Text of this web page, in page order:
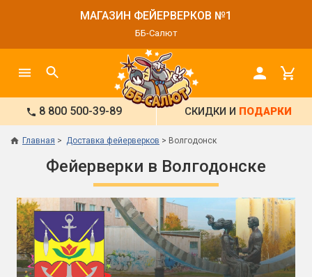
МАГАЗИН ФЕЙЕРВЕРКОВ №1
ББ-Салют
8 800 500-39-89 СКИДКИ И ПОДАРКИ
Главная Доставка фейерверков Волгодонск
Фейерверки в Волгодонске